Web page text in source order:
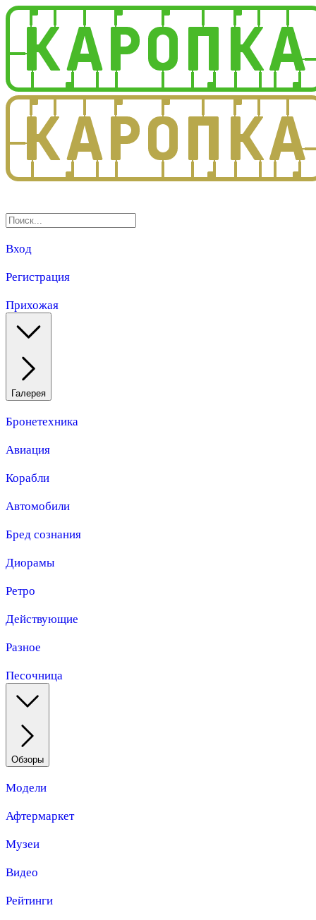
Вход
Регистрация
Прихожая
Галерея
Бронетехника
Авиация
Корабли
Автомобили
Бред сознания
Диорамы
Ретро
Действующие
Разное
Песочница
Обзоры
Модели
Афтермаркет
Музеи
Видео
Рейтинги